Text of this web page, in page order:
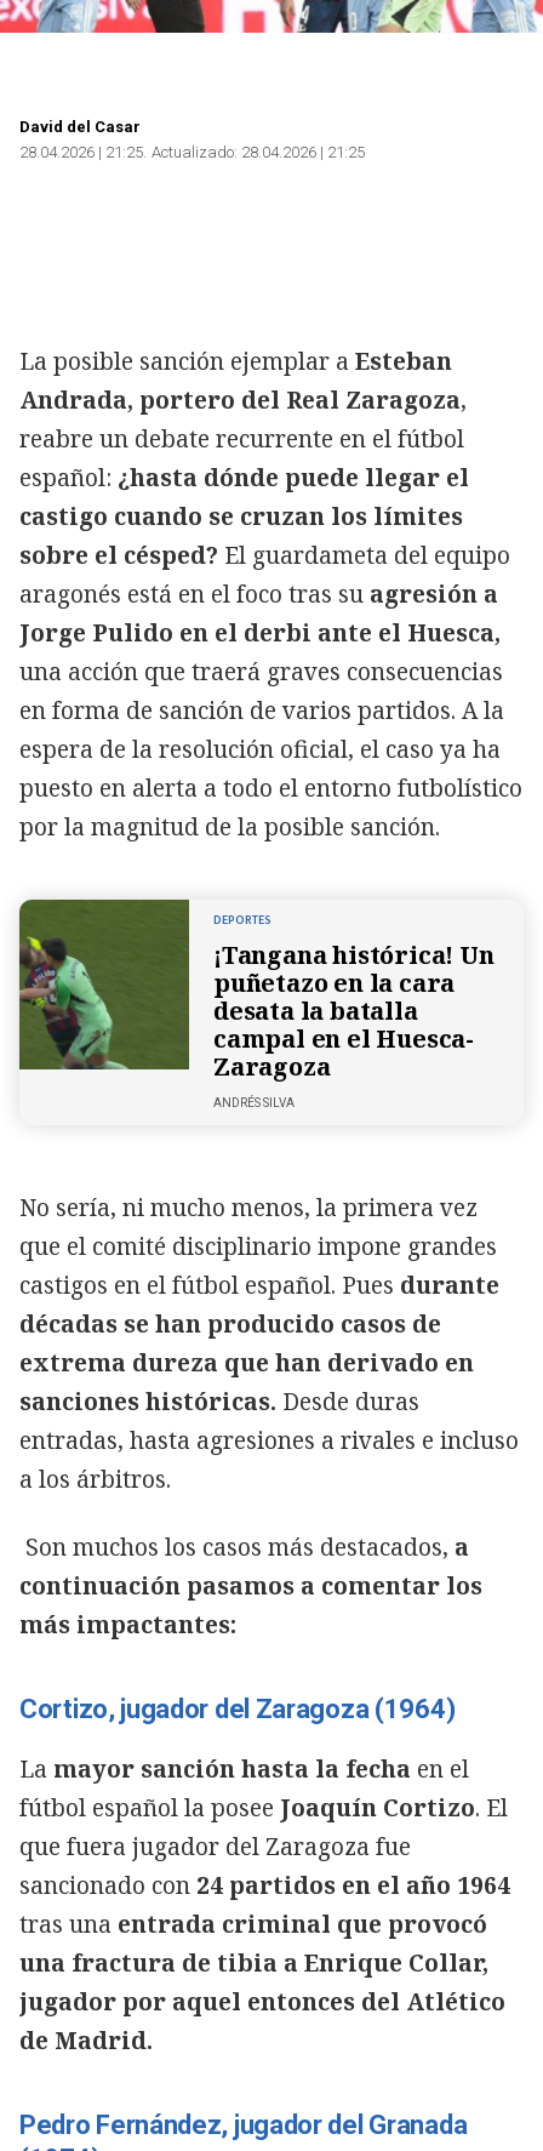
David del Casar
28.04.2026 | 21:25 Actualizado: 28.04.2026 | 21:25
La posible sanción ejemplar a Esteban
Andrada, portero del Real Zaragoza,
reabre un debate recurrente en el fútbol
español: ¿hasta dónde puede llegar el
castigo cuando se cruzan los límites
sobre el césped? El guardameta del equipo
aragonés está en el foco tras su agresión a
Jorge Pulido en el derbi ante el Huesca,
una acción que traerá graves consecuencias
en forma de sanción de varios partidos. A la
espera de la resolución oficial, el caso ya ha
puesto en alerta a todo el entorno futbolístico
por la magnitud de la posible sanción.
DEPORTES
¡Tangana histórica! Un
puñetazo en la cara
desata la batalla
campal en el Huesca-
Zaragoza
ANDRÉS SILVA
No sería, ni mucho menos, la primera vez
que el comité disciplinario impone grandes
castigos en el fútbol español. Pues durante
décadas se han producido casos de
extrema dureza que han derivado en
sanciones históricas. Desde duras
entradas, hasta agresiones a rivales e incluso
a los árbitros.
Son muchos los casos más destacados, a
continuación pasamos a comentar los
más impactantes:
Cortizo, jugador del Zaragoza (1964)
La mayor sanción hasta la fecha en el
fútbol español la posee Joaquín Cortizo. El
que fuera jugador del Zaragoza fue
sancionado con 24 partidos en el año 1964
tras una entrada criminal que provocó
una fractura de tibia a Enrique Collar,
jugador por aquel entonces del Atlético
de Madrid.
Pedro Fernández, jugador del Granada